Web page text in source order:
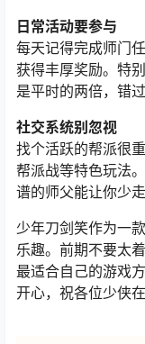
日常活动要参与
每天记得完成师门
获得丰厚奖励。特
是平时的两倍，错过
社交系统别忽视
找个活跃的帮派很
帮派战等特色玩法
谱的师父能让你少走
少年刀剑笑作为一
乐趣。前期不要太
最适合自己的游戏
开心，祝各位少侠